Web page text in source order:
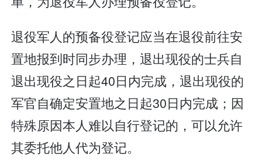
退役军人的预备役登记应当在退役前往安
置地报到时同步办理，退出现役的士兵自
退出现役之日起40日内完成，退出现役的
军官自确定安置地之日起30日内完成；因
特殊原因本人难以自行登记的，可以允许
其委托他人代为登记。